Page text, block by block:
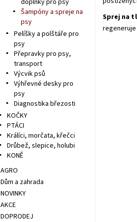
Sprej na
doplňky pro psy
Šampóny a spreje na
psy
Pelíšky a polštáře pro
psy
Přepravky pro psy,
transport
Výcvik psů
Výhřevné desky pro
psy
Diagnostika březosti
KOČKY
PTÁCI
Králíci, morčata, křečci
Drůbež, slepice, holubi
KONĚ
AGRO
Dům a zahrada
NOVINKY
AKCE
DOPRODEJ